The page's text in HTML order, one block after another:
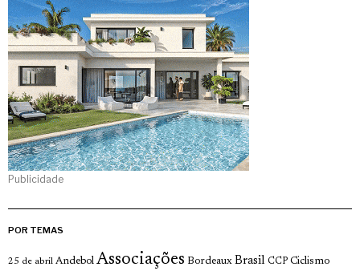
Publicidade
POR TEMAS
25 de abril Andebol Associações Bordeaux Brasil CCP Ciclismo